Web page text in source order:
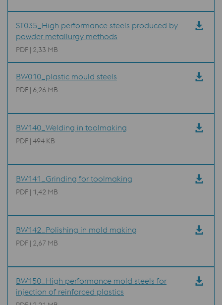
ST035_High performance steels produced by
powder metallurgy methods
PDF | 2,33 MB
BW010_plastic mould steels
PDF | 6,26 MB
BW140_Welding in toolmaking
PDF | 494 KB
BW141_Grinding for toolmaking
PDF | 1,42 MB
BW142_Polishing in mold making
PDF | 2,67 MB
BW150_High performance mold steels for
injection of reinforced plastics